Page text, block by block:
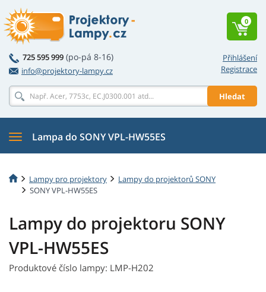
Přihlášení
Registrace
725 595 999 (po-pá 8-16)
info@projektory-lampy.cz
Hledat
0
Lampa do SONY VPL-HW55ES
Lampy pro projektory
Lampy do projektorů SONY
SONY VPL-HW55ES
Lampy do projektoru SONY
VPL-HW55ES
Produktové číslo lampy: LMP-H202